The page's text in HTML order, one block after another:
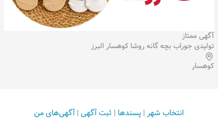
آگهی ممتاز
تولیدی جوراب بچه گانه روشا کوهسار البرز
کوهسار
انتخاب شهر | پسندها | ثبت آگهی | آگهی‌های من